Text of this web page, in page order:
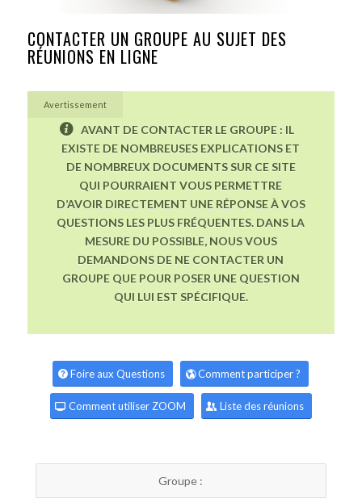
CONTACTER UN GROUPE AU SUJET DES
RÉUNIONS EN LIGNE
Avertissement
AVANT DE CONTACTER LE GROUPE : IL
EXISTE DE NOMBREUSES EXPLICATIONS ET
DE NOMBREUX DOCUMENTS SUR CE SITE
QUI POURRAIENT VOUS PERMETTRE
D’AVOIR DIRECTEMENT UNE RÉPONSE À VOS
QUESTIONS LES PLUS FRÉQUENTES. DANS LA
MESURE DU POSSIBLE, NOUS VOUS
DEMANDONS DE NE CONTACTER UN
GROUPE QUE POUR POSER UNE QUESTION
QUI LUI EST SPÉCIFIQUE.
Foire aux Questions Comment participer ?
Comment utiliser ZOOM Liste des réunions
Groupe :